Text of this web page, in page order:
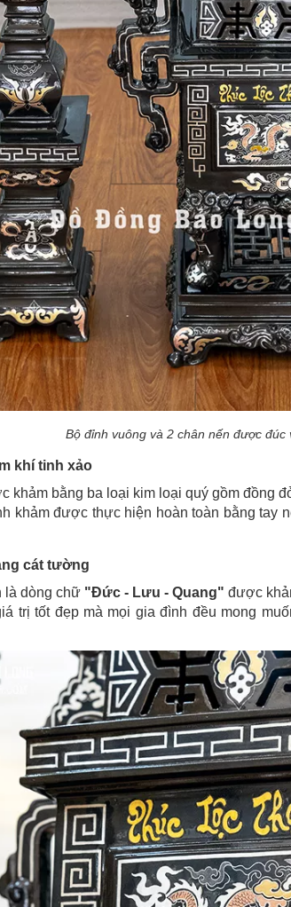
Bộ đỉnh vuông và 2 chân nến được
khí tinh xảo
khảm bằng ba loại kim loại quý gồm đồng
khảm được thực hiện hoàn toàn bằng
cát tường
là dòng chữ "Đức - Lưu - Quang" được
trị tốt đẹp mà mọi gia đình đều mong